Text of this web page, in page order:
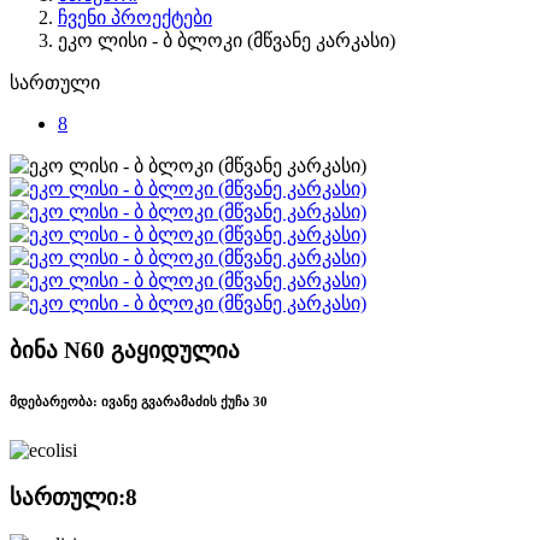
ჩვენი პროექტები
ეკო ლისი - ბ ბლოკი (მწვანე კარკასი)
სართული
8
ბინა N60 გაყიდულია
მდებარეობა: ივანე გვარამაძის ქუჩა 30
სართული:8